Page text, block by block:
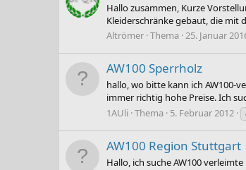
Hallo zusammen, Kurze
Kleiderschränke gebaut, die mit
Altrömer Thema 25. Januar
AW100 Sperrholz
hallo, wo bitte kann ich AW100-
immer richtig hohe Preise. Ich
1AUli Thema 5. Februar 2012
AW100 Region Stuttgart
Hallo, ich suche AW100